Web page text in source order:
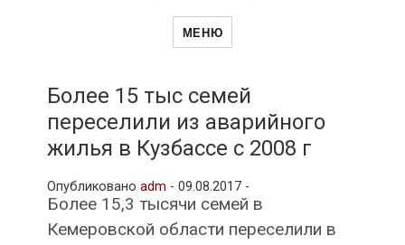
Новости
и
другие связанные со стройкой
МЕНЮ
Более 15 тыс семей
переселили из аварийного
жилья в Кузбассе с 2008 г
Опубликовано adm - 09.08.2017 -
Более 15,3 тысячи семей в
Кемеровской области переселили в